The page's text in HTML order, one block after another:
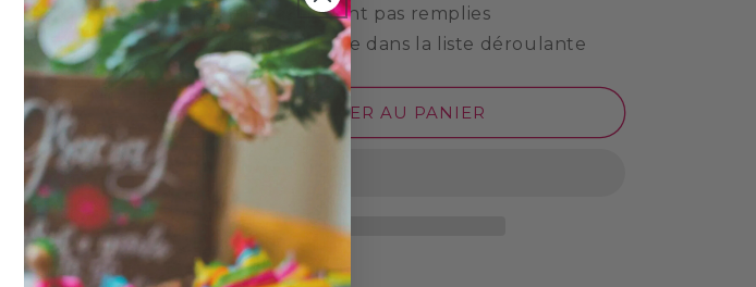
Les piñatas ne sont pas remplies
Choisissez le texte dans la liste déroulante
AJOUTER AU PANIER